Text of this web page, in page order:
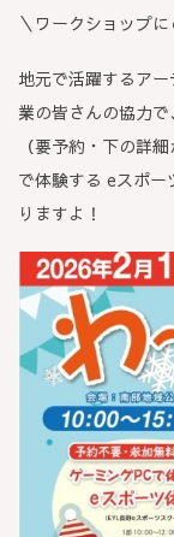
＼ワークショップ
地元で活躍するア
業の皆さんの協力
（要予約・下の詳
で体験する eスポ
りますよ！